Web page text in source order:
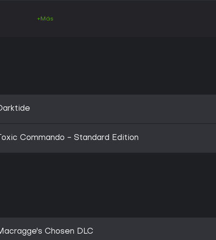
+Más
Commando - Standard Edition
Chosen DLC